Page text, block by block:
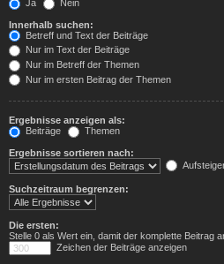
Ja
Nein
Innerhalb suchen:
Betreff und Text der Beiträge
Nur im Text der Beiträge
Nur im Betreff der Themen
Nur im ersten Beitrag der Themen
Ergebnisse anzeigen als:
Beiträge
Themen
Ergebnisse sortieren nach:
Suchzeitraum begrenzen:
Die ersten:
Stelle 0 als Wert ein, damit der komplette Beitrag
Zeichen der Beiträge anzeigen